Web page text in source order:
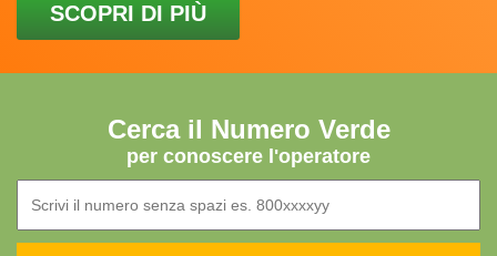
SCOPRI DI PIÙ
Cerca il Numero Verde
per conoscere l'operatore